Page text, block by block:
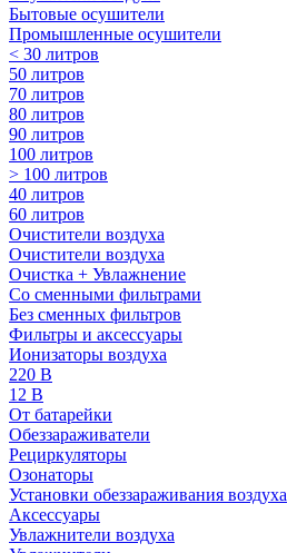
Бытовые осушители
Промышленные осушители
< 30 литров
50 литров
70 литров
80 литров
90 литров
100 литров
> 100 литров
40 литров
60 литров
Очистители воздуха
Очистители воздуха
Очистка + Увлажнение
Cо сменными фильтрами
Без сменных фильтров
Фильтры и аксессуары
Ионизаторы воздуха
220 В
12 В
От батарейки
Обеззараживатели
Рециркуляторы
Озонаторы
Установки обеззараживания воздуха
Аксессуары
Увлажнители воздуха